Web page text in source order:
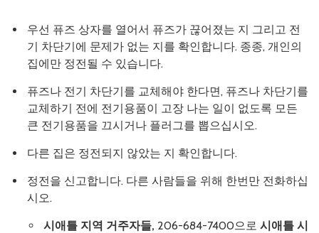
우선 퓨즈 상자를 열어서 퓨즈가 끊어졌는 지 그리고 전
기 차단기에 문제가 없는 지를 확인합니다. 종종, 개인의
집에만 정전될 수 있습니다.
퓨즈나 전기 차단기를 교체해야 한다면, 퓨즈나 차단기를
교체하기 전에 전기용품이 고장 나는 일이 없도록 모든
큰 전기용품을 끄시거나 플러그를 뽑으십시오.
다른 집은 정전되지 않았는 지 확인합니다.
정전을 신고합니다. 다른 사람들을 위해 한번만 전화하십
시오.
시애틀 지역 거주자들, 206-684-7400으로 시애틀 시